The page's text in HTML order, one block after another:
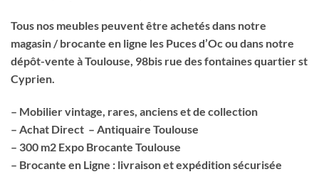
Tous nos meubles peuvent être achetés dans notre
magasin / brocante en ligne les Puces d’Oc ou dans notre
dépôt-vente à Toulouse, 98bis rue des fontaines quartier st
Cyprien.
– Mobilier vintage, rares, anciens et de collection
– Achat Direct – Antiquaire Toulouse
– 300 m2 Expo Brocante Toulouse
– Brocante en Ligne : livraison et expédition sécurisée